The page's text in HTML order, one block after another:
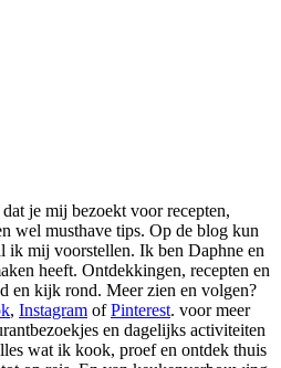
je mij bezoekt voor recepten,
wel musthave tips. Op de blog kun
ik mij voorstellen. Ik ben Daphne en
heeft. Ontdekkingen, recepten en
en kijk rond. Meer zien en volgen?
, Instagram ofPinterest. voor meer
en dagelijks activiteiten
wat ik kook, proef en ontdek thuis